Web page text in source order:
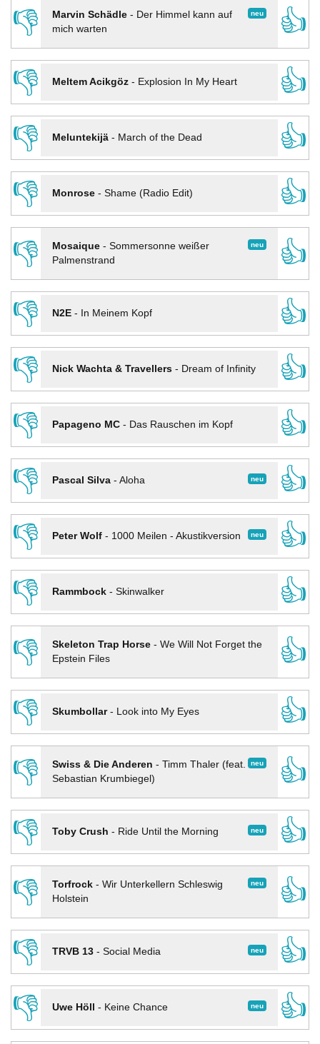
👎 neu
Marvin Schädle- Der Himmel kann auf
mich warten
👍
👎
Meltem Acikgöz- Explosion In My Heart
👍
👎
Meluntekijä- March of the Dead
👍
👎
Monrose- Shame (Radio Edit)
👍
👎
neu
Mosaique- Sommersonne weißer
Palmenstrand
👍
👎
N2E- In Meinem Kopf
👍
👎
Nick Wachta & Travellers- Dream of Infinity
👍
👎
Papageno MC- Das Rauschen im Kopf
👍
👎
neu
Pascal Silva- Aloha
👍
👎
neu
Peter Wolf- 1000 Meilen - Akustikversion
👍
👎
Rammbock- Skinwalker
👍
👎
Skeleton Trap Horse- We Will Not Forget the
Epstein Files
👍
👎
Skumbollar- Look into My Eyes
👍
👎
neu
Swiss & Die Anderen - Timm Thaler (feat.
Sebastian Krumbiegel)
👍
👎
neu
Toby Crush - Ride Until the Morning
👍
👎
neu
Torfrock- Wir Unterkellern Schleswig
Holstein
👍
👎
neu
TRVB 13- Social Media
👍
👎
neu
Uwe Höll - Keine Chance
👍